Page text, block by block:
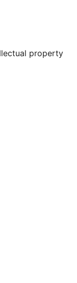
property